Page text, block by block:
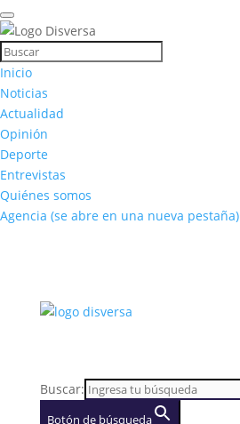
Inicio
Noticias
Actualidad
Opinión
Deporte
Entrevistas
Quiénes somos
Agencia (se abre en una nueva pestaña)
Buscar:
Botón de búsqueda